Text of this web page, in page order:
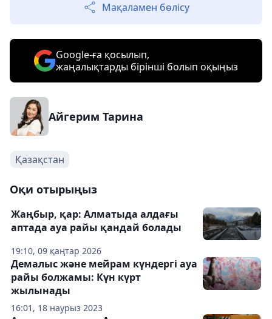
Мақаламен бөлісу
Google-ға қосылып,
жаңалықтарды бірінші болып оқыңыз
Айгерим Тарина
Қазақстан
Оқи отырыңыз
19:10, 09 қаңтар 2026
Жаңбыр, қар: Алматыда алдағы
аптада ауа райы қандай болады
16:01, 18 наурыз 2023
Демалыс және мейрам күндергі ауа
райы болжамы: Күн күрт
жылынады